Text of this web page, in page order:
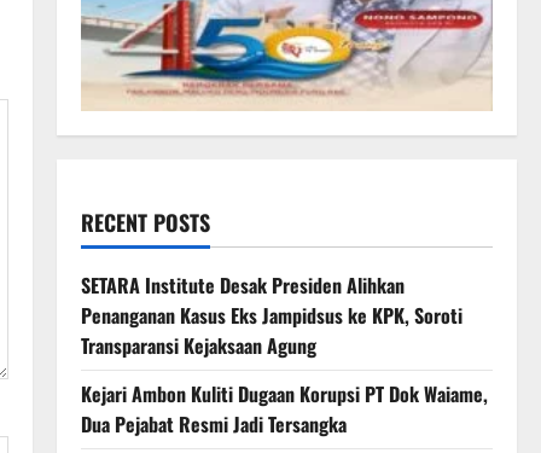
RECENT POSTS
SETARA Institute Desak Presiden Alihkan
Penanganan Kasus Eks Jampidsus ke KPK, Soroti
Transparansi Kejaksaan Agung
Kejari Ambon Kuliti Dugaan Korupsi PT Dok Waiame,
Dua Pejabat Resmi Jadi Tersangka